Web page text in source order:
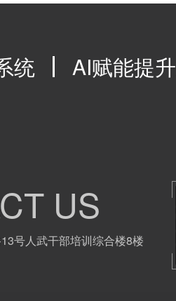
统 AI赋能提
US
号人武干部培训综合楼8楼